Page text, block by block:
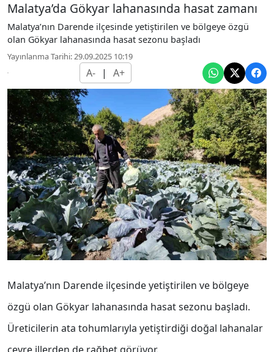
Malatya’da Gökyar lahanasında hasat zamanı
Malatya’nın Darende ilçesinde yetiştirilen ve bölgeye özgü
olan Gökyar lahanasında hasat sezonu başladı
Yayınlanma Tarihi: 29.09.2025 10:19
A- | A+
Malatya’nın Darende ilçesinde yetiştirilen ve bölgeye
özgü olan Gökyar lahanasında hasat sezonu başladı.
Üreticilerin ata tohumlarıyla yetiştirdiği doğal lahanalar